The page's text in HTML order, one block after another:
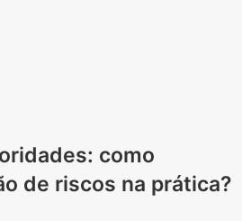
como
de riscos na prática?